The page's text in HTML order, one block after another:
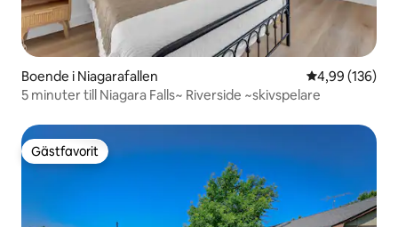
Boende i Niagarafallen 4,99 av 5 i
4,99 (136)
5 minuter till Niagara Falls~ Riverside ~skivspelare
Gästfavorit
Gästfavorit